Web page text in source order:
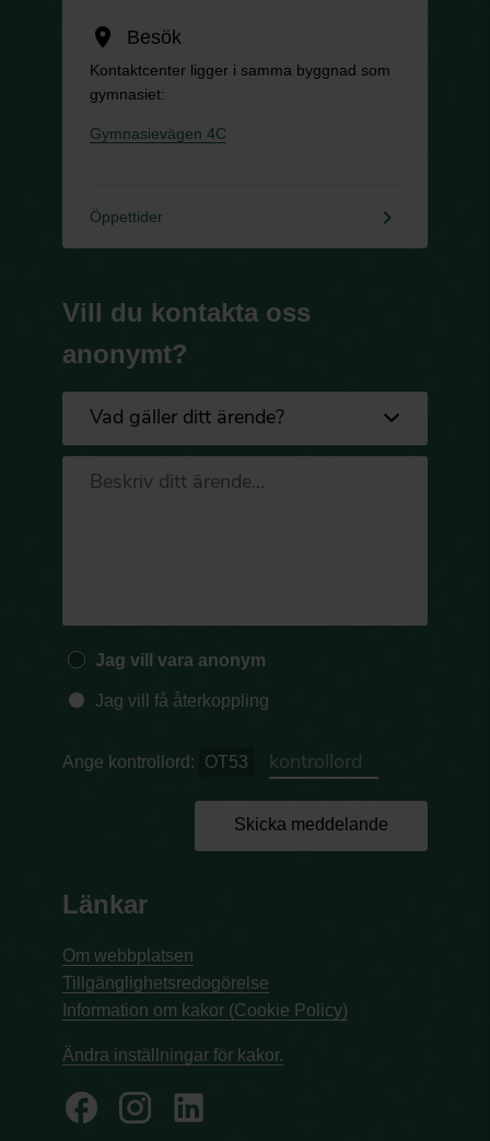
location_on Besök
Kontaktcenter ligger i samma byggnad som
gymnasiet:
Gymnasievägen 4C
Öppettider keyboard_arrow_right
Vill du kontakta oss
anonymt?
Jag vill vara anonym
Jag vill få återkoppling
Ange kontrollord: OT53
Skicka meddelande
Länkar
Om webbplatsen
Tillgänglighetsredogörelse
Information om kakor (Cookie Policy)
Ändra inställningar för kakor.
facebook